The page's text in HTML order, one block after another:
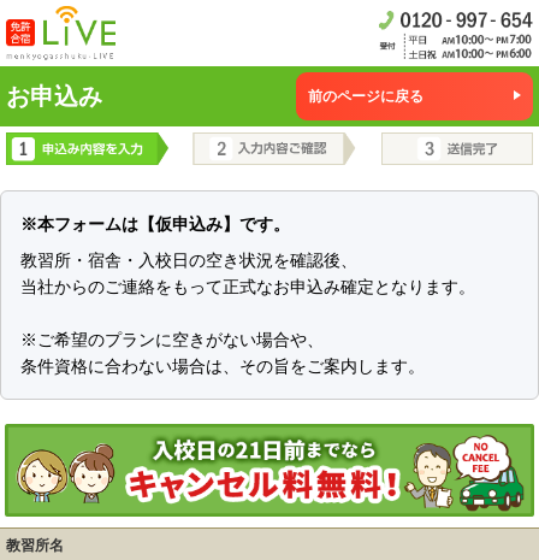
お申込み 前のページに戻る
※本フォームは【仮申込み】です。
教習所・宿舎・入校日の空き状況を確認後、
当社からのご連絡をもって正式なお申込み確定となります。
※ご希望のプランに空きがない場合や、
条件資格に合わない場合は、その旨をご案内します。
教習所名